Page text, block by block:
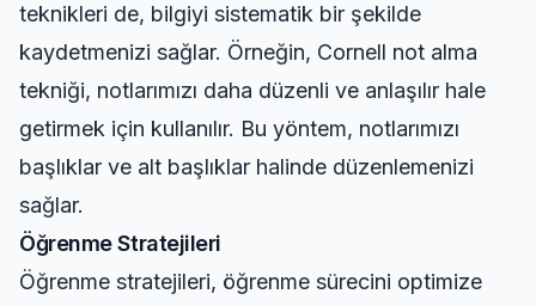
teknikleri de, bilgiyi sistematik bir şekilde
kaydetmenizi sağlar. Örneğin, Cornell not alma
tekniği, notlarımızı daha düzenli ve anlaşılır hale
getirmek için kullanılır. Bu yöntem, notlarımızı
başlıklar ve alt başlıklar halinde düzenlemenizi
sağlar.
Öğrenme Stratejileri
Öğrenme stratejileri, öğrenme sürecini optimize